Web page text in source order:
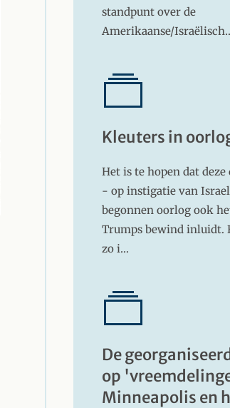
standpunt over de
Amerikaanse/
Kleuters in
Het is te hopen dat deze
- op instigatie van
begonnen oorlog ook
Trumps bewind inluidt.
zo i…
De
op
Minneapolis en